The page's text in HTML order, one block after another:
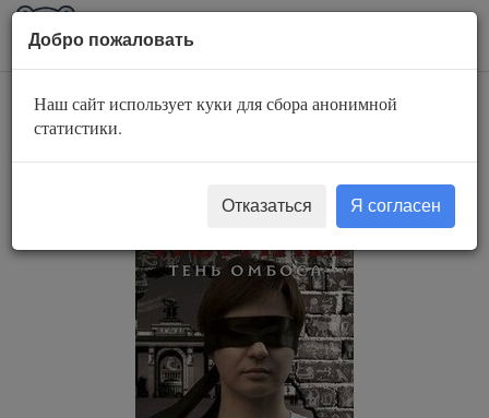
AuBook.org
На тропе возмездия
Добро пожаловать
Наш сайт использует куки для сбора анонимной
статистики.
Отказаться Я согласен